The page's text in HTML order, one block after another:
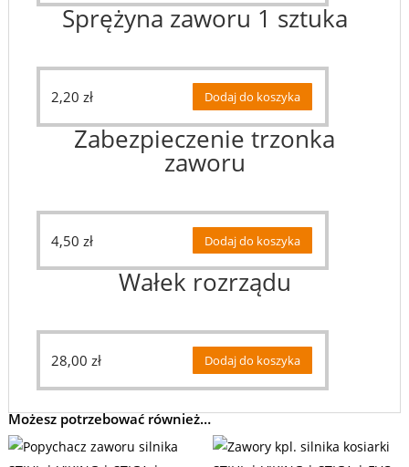
Sprężyna zaworu 1 sztuka
2,20 zł Dodaj do koszyka
Zabezpieczenie trzonka
zaworu
4,50 zł Dodaj do koszyka
Wałek rozrządu
28,00 zł Dodaj do koszyka
Możesz potrzebować również…